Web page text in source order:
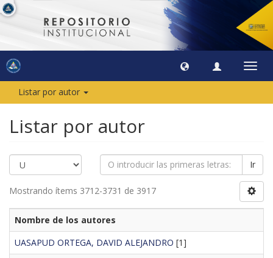
Listar por autor
Listar por autor
Ir
Mostrando ítems 3712-3731 de 3917
Nombre de los autores
UASAPUD ORTEGA, DAVID ALEJANDRO [1]